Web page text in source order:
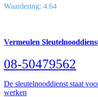
Waardering: 4.64
Vermeulen
08-50479562
De sleutelnooddienst staat
werken